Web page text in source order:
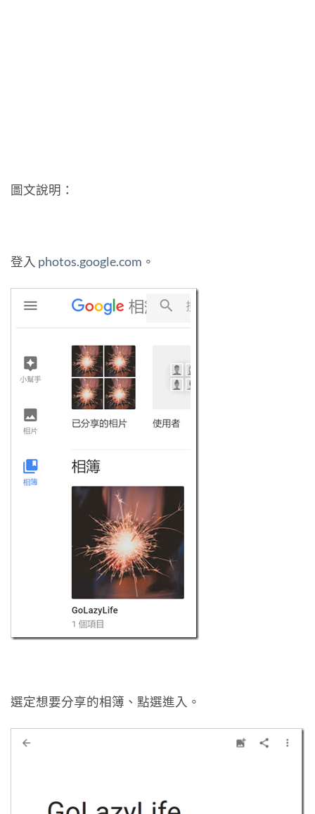
圖文說明：
登入 photos.google.com 。
選定想要分享的相簿、點選進入。